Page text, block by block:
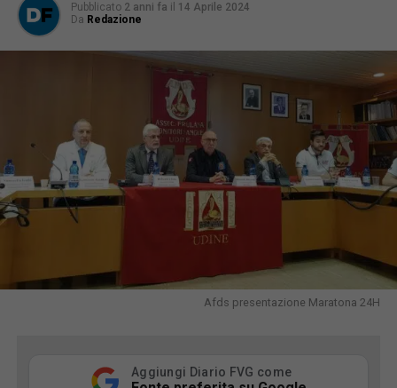
Pubblicato 2 anni fa il 14 Aprile 2024
Da Redazione
Afds presentazione Maratona 24H
Aggiungi Diario FVG come